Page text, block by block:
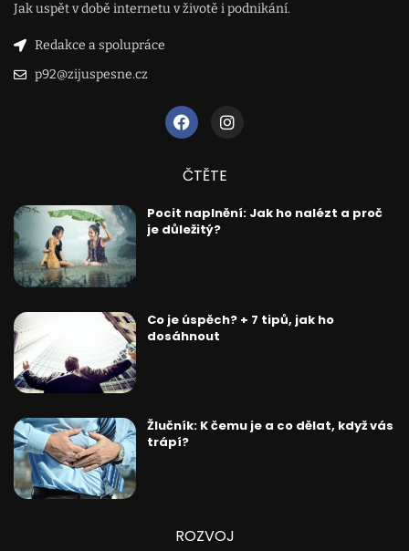
Jak uspět v době internetu v životě i podnikání.
Redakce a spolupráce
p92@zijuspesne.cz
ČTĚTE
Pocit naplnění: Jak ho nalézt a proč
je důležitý?
Co je úspěch? + 7 tipů, jak ho
dosáhnout
Žlučník: K čemu je a co dělat, když vás
trápí?
ROZVOJ